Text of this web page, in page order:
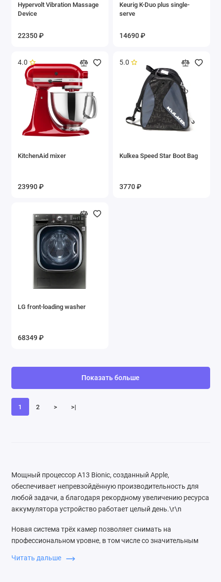
Hypervolt Vibration Massage
Device
22350 ₽
Keurig K-Duo plus single-
serve
14690 ₽
4.0
KitchenAid mixer
23990 ₽
5.0
Kulkea Speed Star Boot Bag
3770 ₽
LG front-loading washer
68349 ₽
1 2 > >|
Показать больше
Мощный процессор A13 Bionic, созданный Apple,
обеспечивает непревзойдённую производительность для
любой задачи, а благодаря рекордному увеличению ресурса
аккумулятора устройство работает целый день.\r\n
Новая система трёх камер позволяет снимать на
профессиональном уровне, в том числе со значительным
Камера также обеспечивает видео высочайшего качества и
Читать дальше